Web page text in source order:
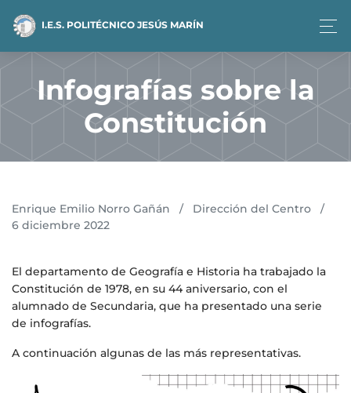
I.E.S. POLITÉCNICO JESÚS MARÍN
Infografías sobre la
Constitución
Enrique Emilio Norro Gañán / Dirección del Centro
/
6 diciembre 2022
El departamento de Geografía e Historia ha trabajado la
Constitución de 1978, en su 44 aniversario, con el
alumnado de Secundaria, que ha presentado una serie
de infografías.
A continuación algunas de las más representativas.